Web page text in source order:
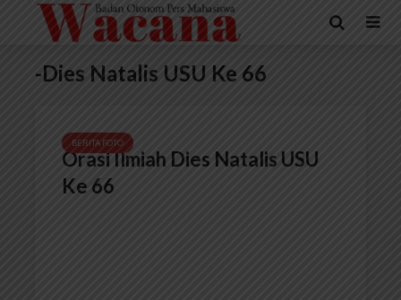
-Dies Natalis USU Ke 66
BERITA FOTO
Orasi Ilmiah Dies Natalis USU
Ke 66